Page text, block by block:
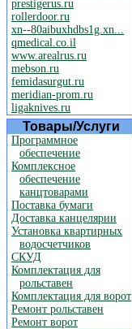
prestigerus.ru
rollerdoor.ru
xn--80aibuxhdbs1g.xn...
qmedical.co.il
www.arealrus.ru
mebson.ru
femidasurgut.ru
meridian-prom.ru
ligaknives.ru
Товары/Услуги
Программное
обеспечение
Комплексное
обеспечение
канцтоварами
Поставка бумаги
Доставка канцелярии
Установка квартирных
водосчетчиков
СКУД
Комплектация для
рольставен
Комплектация для ворот
Ремонт рольставен
Ремонт ворот